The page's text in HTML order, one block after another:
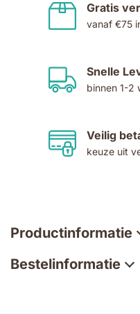
Gratis
vanaf €75
Snelle
binnen 1-2
Veilig
keuze uit
Productinformatie
Bestelinformatie